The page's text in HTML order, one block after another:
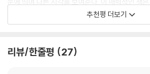
꺼내 놨어, 미안해, 라고 하지 않는다는 말이다. 그
고, 어느 누구도 그러지 않길 바랐다. 로버트는 자
기뻐하길 바랐고, 그와 소통하면서 확신을 가지
사진을 찍게 되었는지 물었을 때 그는 누군가는 해
이 시대 진정한 보헤미안 예술가의 고백
자유로운 인간 정신으로 시대를 여는 이야기
이 책의 제목 『저스트 키즈』는 패티 스미스와 로
원에 놀러 갔을 때, 어느 노부인이 이들을 보고 ‘예
꼭 어리석은 것만은 아니라는 것을, 때때로 허영이
운다.
추천평 더보기
리뷰/한줄평 27